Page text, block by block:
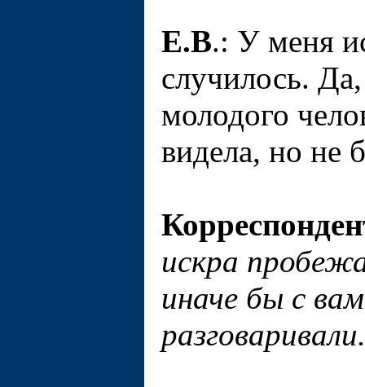
Е.В.: У меня
случилось.
молодого
видела, но не
искра
иначе бы с
разговаривали.